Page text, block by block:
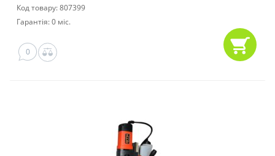
Код товару: 807399
Гарантія: 0 міс.
0